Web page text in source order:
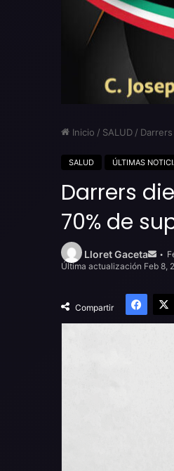
Inicio / SALUD /
SALUD ÚLTIMAS
Darrers
70% de
Lloret Gaceta
Última actualización Feb 8,
Compartir